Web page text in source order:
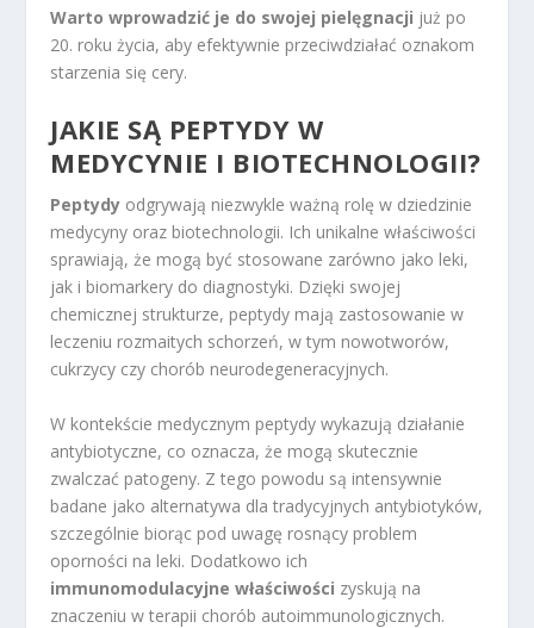
Warto wprowadzić je do swojej pielęgnacji już po
20. roku życia, aby efektywnie przeciwdziałać oznakom
starzenia się cery.
JAKIE SĄ PEPTYDY W
MEDYCYNIE I BIOTECHNOLOGII?
Peptydy odgrywają niezwykle ważną rolę w dziedzinie
medycyny oraz biotechnologii. Ich unikalne właściwości
sprawiają, że mogą być stosowane zarówno jako leki,
jak i biomarkery do diagnostyki. Dzięki swojej
chemicznej strukturze, peptydy mają zastosowanie w
leczeniu rozmaitych schorzeń, w tym nowotworów,
cukrzycy czy chorób neurodegeneracyjnych.
W kontekście medycznym peptydy wykazują działanie
antybiotyczne, co oznacza, że mogą skutecznie
zwalczać patogeny. Z tego powodu są intensywnie
badane jako alternatywa dla tradycyjnych antybiotyków,
szczególnie biorąc pod uwagę rosnący problem
oporności na leki. Dodatkowo ich
immunomodulacyjne właściwości zyskują na
znaczeniu w terapii chorób autoimmunologicznych.